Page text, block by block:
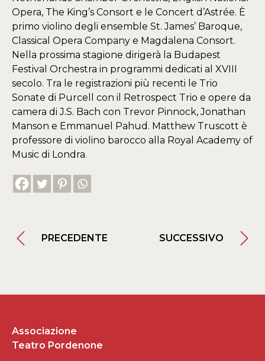
Opera, The King’s Consort e le Concert d’Astrée. È
primo violino degli ensemble St. James’ Baroque,
Classical Opera Company e Magdalena Consort.
Nella prossima stagione dirigerà la Budapest
Festival Orchestra in programmi dedicati al XVIII
secolo. Tra le registrazioni più recenti le Trio
Sonate di Purcell con il Retrospect Trio e opere da
camera di J.S. Bach con Trevor Pinnock, Jonathan
Manson e Emmanuel Pahud. Matthew Truscott è
professore di violino barocco alla Royal Academy of
Music di Londra.
PRECEDENTE SUCCESSIVO
Associazione
Teatro Pordenone